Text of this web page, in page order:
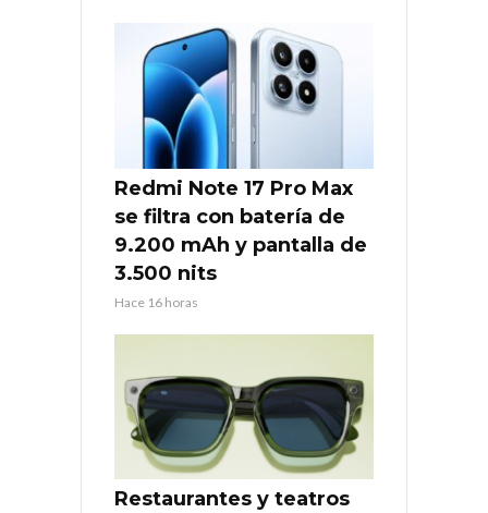
Redmi Note 17 Pro Max
se filtra con batería de
9.200 mAh y pantalla de
3.500 nits
Hace 16 horas
Restaurantes y teatros